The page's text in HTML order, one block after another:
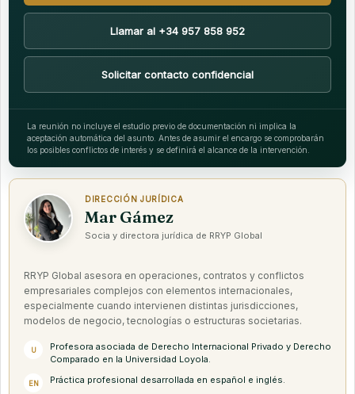
Llamar al +34 957 858 952
Solicitar contacto confidencial
La reunión no incluye el estudio previo de documentación ni implica la
aceptación automática del asunto. Antes de asumir el encargo se comprobarán
los posibles conflictos de interés y se definirá el alcance de la intervención.
DIRECCIÓN JURÍDICA
Mar Gámez
Socia y directora jurídica de RRYP Global
RRYP Global asesora en operaciones, contratos y conflictos
empresariales complejos con elementos internacionales,
especialmente cuando intervienen distintas jurisdicciones,
modelos de negocio, tecnologías o estructuras societarias.
U
Profesora asociada de Derecho Internacional Privado y Derecho
Comparado en la Universidad Loyola.
EN Práctica profesional desarrollada en español e inglés.